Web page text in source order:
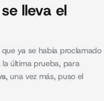
lleva el
ya se había proclamado
última prueba, para
, una vez más, puso el